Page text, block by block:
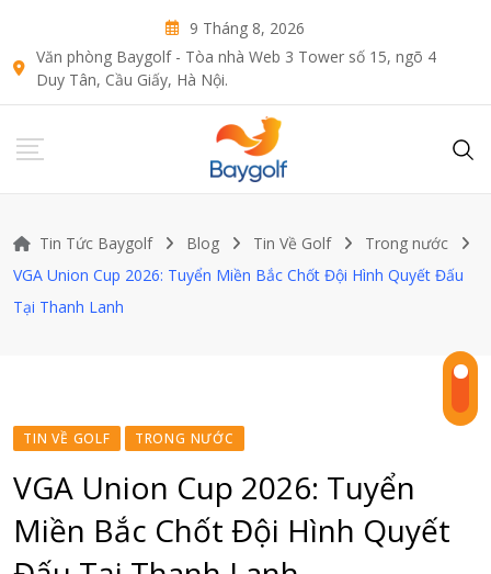
content
9 Tháng 8, 2026
Văn phòng Baygolf - Tòa nhà Web 3 Tower số 15, ngõ 4
Duy Tân, Cầu Giấy, Hà Nội.
Tin Tức Baygolf Blog Tin Về Golf
Trong nước
VGA Union Cup 2026: Tuyển Miền Bắc Chốt Đội Hình Quyết Đấu
Tại Thanh Lanh
TIN VỀ GOLF TRONG NƯỚC
VGA Union Cup 2026: Tuyển
Miền Bắc Chốt Đội Hình Quyết